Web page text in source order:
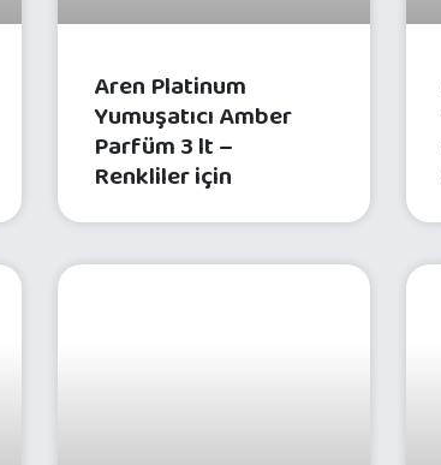
Aren Platinum
Yumuşatıcı Amber
Parfüm 3 lt –
Renkliler için